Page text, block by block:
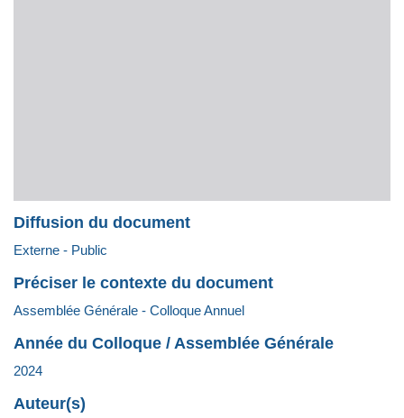
Diffusion du document
Externe - Public
Préciser le contexte du document
Assemblée Générale - Colloque Annuel
Année du Colloque / Assemblée Générale
2024
Auteur(s)